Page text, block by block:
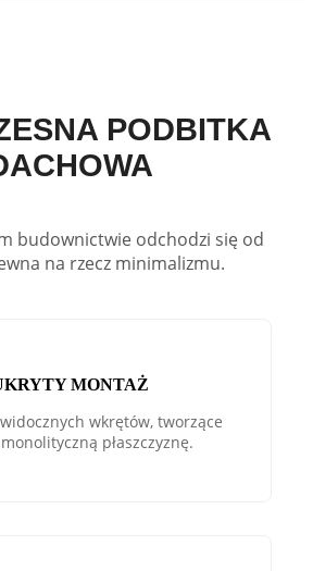
PODBITKA
budownictwie odchodzi się od
na rzecz minimalizmu.
MONTAŻ
wkrętów, tworzące
monolityczną płaszczyznę.